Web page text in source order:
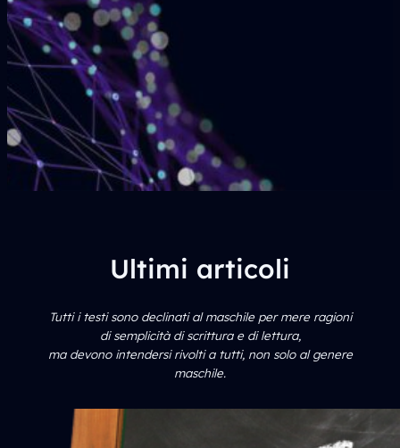
Ultimi articoli
Tutti i testi sono declinati al maschile per mere ragioni
di semplicità di scrittura e di lettura,
ma devono intendersi rivolti a tutti, non solo al genere
maschile.